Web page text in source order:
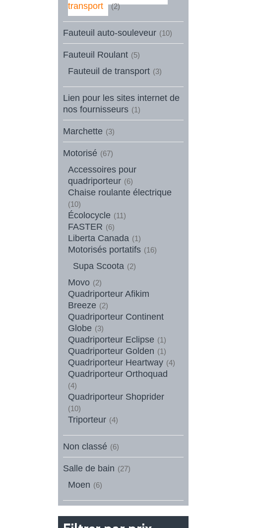
transport
(2)
Fauteuil auto-souleveur (10)
Fauteuil Roulant (5)
Fauteuil de transport (3)
Lien pour les sites internet de
nos fournisseurs (1)
Marchette (3)
Motorisé (67)
Accessoires pour
quadriporteur (6)
Chaise roulante électrique
(10)
Écolocycle (11)
FASTER (6)
Liberta Canada (1)
Motorisés portatifs (16)
Supa Scoota (2)
Movo (2)
Quadriporteur Afikim
Breeze (2)
Quadriporteur Continent
Globe (3)
Quadriporteur Eclipse (1)
Quadriporteur Golden (1)
Quadriporteur Heartway (4)
Quadriporteur Orthoquad
(4)
Quadriporteur Shoprider
(10)
Triporteur (4)
Non classé (6)
Salle de bain (27)
Moen (6)